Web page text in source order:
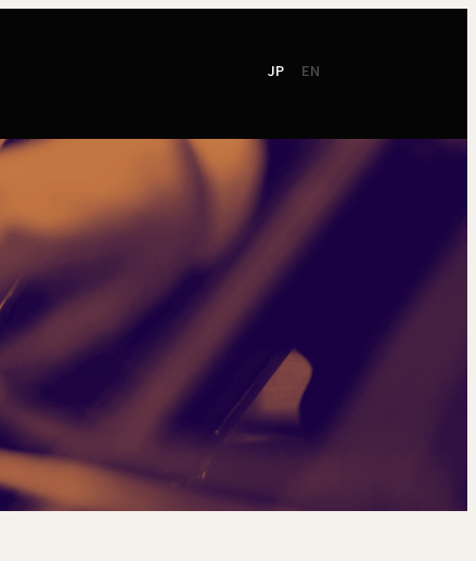
JP EN
2026 / 27
シーズンパンフレット
2025 / 26
シーズンパンフレット
TOKYO SYMPHONY
オンラインチケット
お電話でのお申込み
社会貢献 ご支援 東響会員